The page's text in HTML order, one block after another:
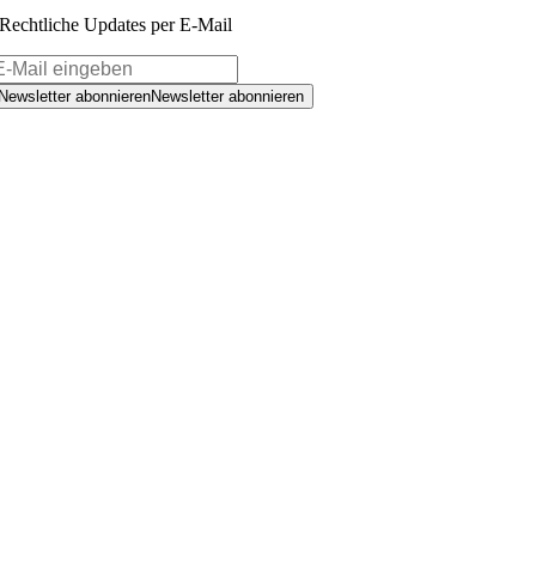
Rechtliche Updates per E-Mail
abonnierenNewsletter abonnieren